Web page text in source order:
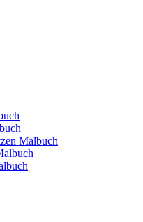
Malbuch